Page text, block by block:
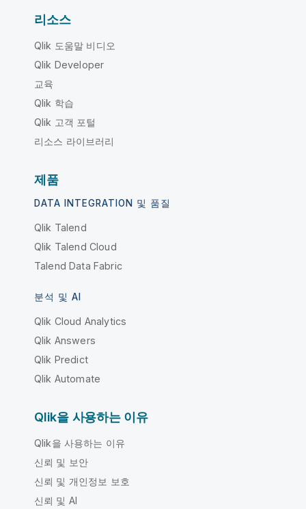
리소스
Qlik 도움말 비디오
Qlik Developer
교육
Qlik 학습
Qlik 고객 포털
리소스 라이브러리
제품
DATA INTEGRATION 및 품질
Qlik Talend
Qlik Talend Cloud
Talend Data Fabric
분석 및 AI
Qlik Cloud Analytics
Qlik Answers
Qlik Predict
Qlik Automate
Qlik을 사용하는 이유
Qlik을 사용하는 이유
신뢰 및 보안
신뢰 및 개인정보 보호
신뢰 및 AI